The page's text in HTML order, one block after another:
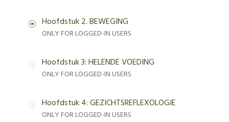
Hoofdstuk 2. BEWEGING
ONLY FOR LOGGED-IN USERS
Hoofdstuk 3: HELENDE VOEDING
ONLY FOR LOGGED-IN USERS
Hoofdstuk 4: GEZICHTSREFLEXOLOGIE
ONLY FOR LOGGED-IN USERS